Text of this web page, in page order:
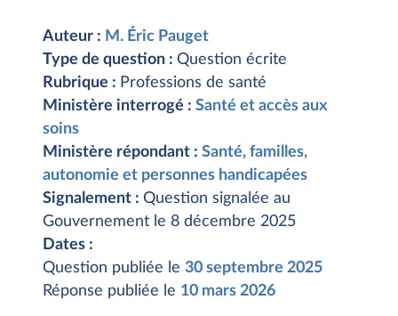
Auteur : M. Éric Pauget
Type de question : Question écrite
Rubrique : Professions de santé
Ministère interrogé : Santé et accès aux
soins
Ministère répondant : Santé, familles,
autonomie et personnes handicapées
Signalement : Question signalée au
Gouvernement le 8 décembre 2025
Dates :
Question publiée le 30 septembre 2025
Réponse publiée le 10 mars 2026